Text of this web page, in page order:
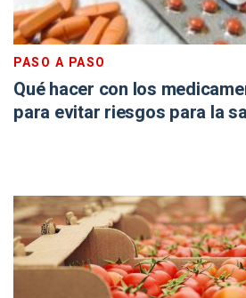
PASO A PASO
Qué hacer con los
para evitar riesgos para la